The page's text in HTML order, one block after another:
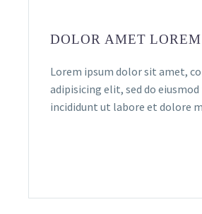
DOLOR AMET
Lorem ipsum dolor sit amet,
adipisicing elit, sed do
incididunt ut labore et dolore